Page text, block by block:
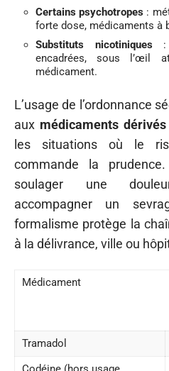
Certains psychotropes :
forte dose, médicaments à
Substituts nicotiniques :
encadrées, sous l’œil
médicament.
L’usage de l’ordonnance
aux médicaments
les situations où le
commande la
soulager une
accompagner un
formalisme protège la
à la délivrance, ville ou
Médicament
Tramadol